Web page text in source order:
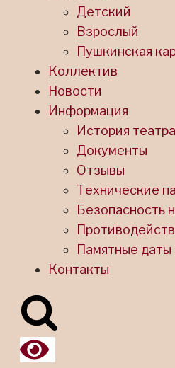
Детский
Взрослый
Пушкинская
Коллектив
Новости
Информация
История театра
Документы
Отзывы
Технические
Безопасность
Памятные даты
Контакты